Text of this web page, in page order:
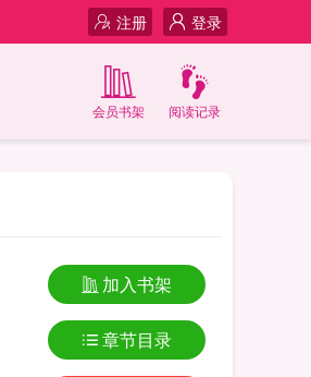
登录
注册
阅读记录
会员书架
加入书架
章节目录